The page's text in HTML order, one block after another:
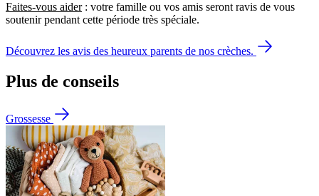
Faites-vous aider: votre famille ou vos amis seront ravis de vous
soutenir pendant cette période très spéciale.
Découvrez les avis des heureux parents de nos crèches.
Plus de conseils
Grossesse